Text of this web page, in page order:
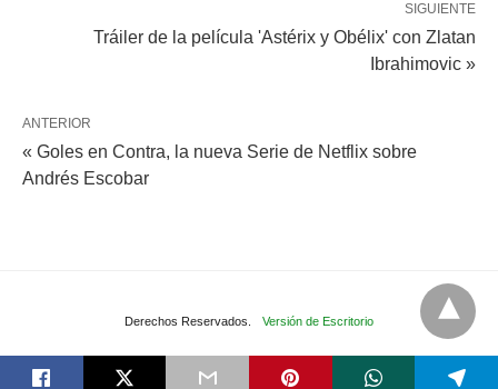
SIGUIENTE
Tráiler de la película 'Astérix y Obélix' con Zlatan
Ibrahimovic »
ANTERIOR
« Goles en Contra, la nueva Serie de Netflix sobre
Andrés Escobar
Derechos Reservados. Versión de Escritorio